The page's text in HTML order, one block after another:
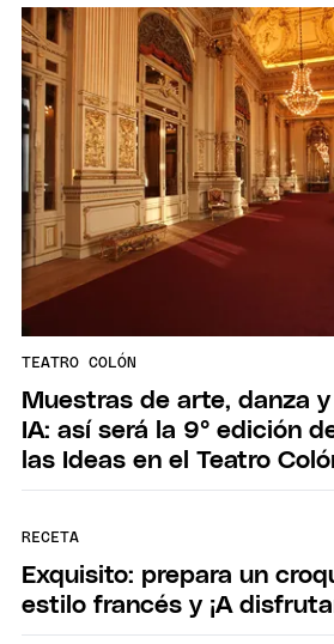
TEATRO COLÓN
Muestras de arte, danza
IA: así será la 9° edición
las Ideas en el Teatro
RECETA
Exquisito: prepara un
estilo francés y ¡A